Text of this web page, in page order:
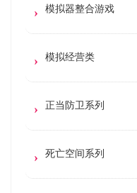
模拟器整合游戏
模拟经营类
正当防卫系列
死亡空间系列